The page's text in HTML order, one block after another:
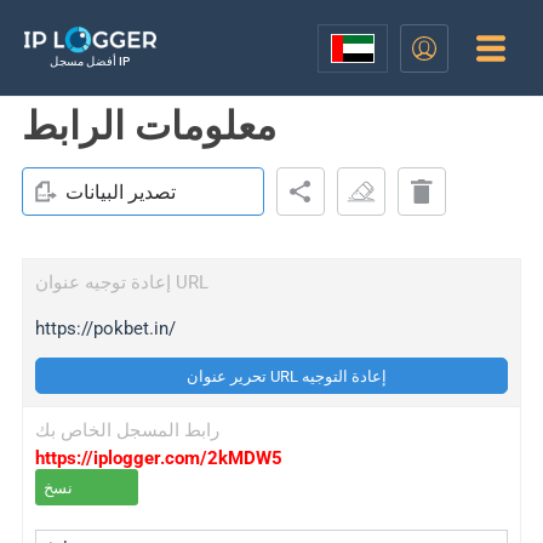
أفضل مسجل IP
معلومات الرابط
تصدير البيانات
إعادة توجيه عنوان URL
https://pokbet.in/
تحرير عنوان URL إعادة التوجيه
رابط المسجل الخاص بك
https://iplogger.com/2kMDW5
نسخ